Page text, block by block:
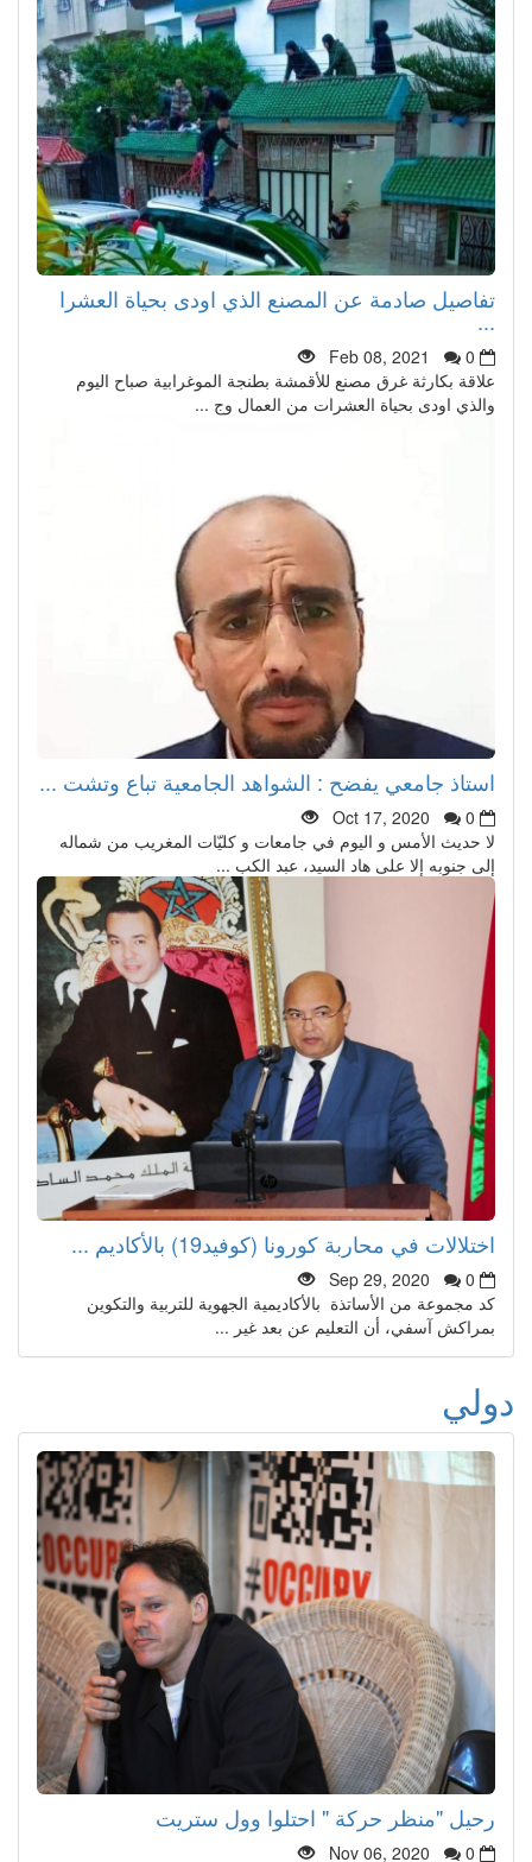
تفاصيل صادمة عن المصنع الذي اودى بحياة العشرا
...
Feb 08, 2021
0
علاقة بكارثة غرق مصنع للأقمشة بطنجة الموغرابية صباح اليوم
والذي اودى بحياة العشرات من العمال وج ...
استاذ جامعي يفضح : الشواهد الجامعية تباع وتشت ...
Oct 17, 2020
0
لا حديث الأمس و اليوم في جامعات و كليّات المغريب من شماله
إلى جنوبه إلا على هاد السيد، عبد الكب ...
اختلالات في محاربة كورونا (كوفيد19) بالأكاديم ...
Sep 29, 2020
0
كد مجموعة من الأساتذة بالأكاديمية الجهوية للتربية والتكوين
بمراكش آسفي، أن التعليم عن بعد غير ...
دولي
رحيل "منظر حركة " احتلوا وول ستريت
Nov 06, 2020 0